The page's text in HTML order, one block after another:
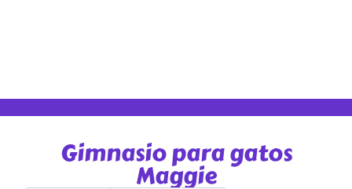
Gimnasio para gatos
Maggie